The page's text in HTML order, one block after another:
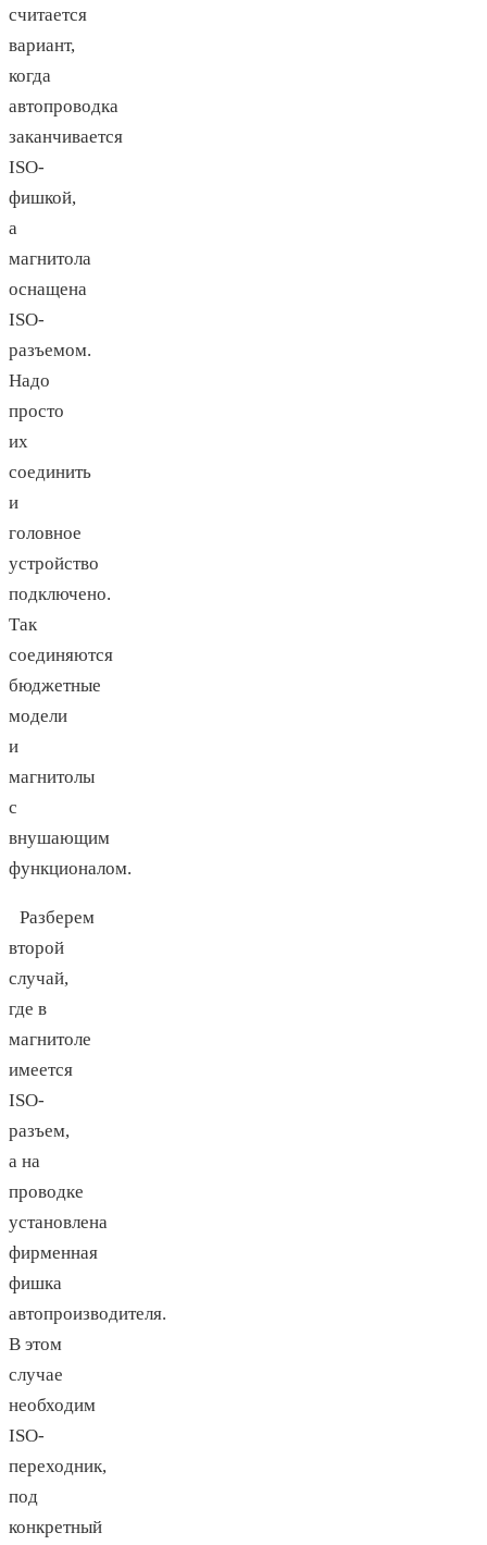
считается
вариант,
когда
автопроводка
заканчивается
ISO-
фишкой,
а
магнитола
оснащена
ISO-
разъемом.
Надо
просто
их
соединить
и
головное
устройство
подключено.
Так
соединяются
бюджетные
модели
и
магнитолы
с
внушающим
функционалом.
Разберем
второй
случай,
где в
магнитоле
имеется
ISO-
разъем,
а на
проводке
установлена
фирменная
фишка
автопроизводителя.
В этом
случае
необходим
ISO-
переходник,
под
конкретный